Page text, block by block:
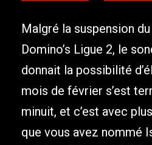
Malgré la suspension
Domino’s Ligue 2, le
donnait la possibilité
mois de février s’est
minuit, et c’est avec
que vous avez nommé